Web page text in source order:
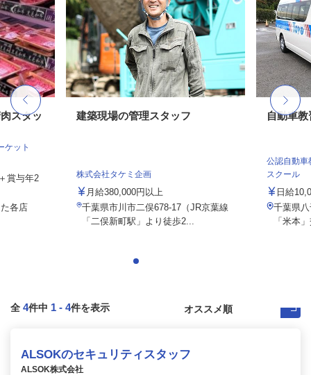
スタッ
ケット
賞与年2
各店
建築現場の管理スタッフ
株式会社タケミ企画
月給380,000円以上
千葉県市川市二俣678-17（JR京葉線
「二俣新町駅」より徒歩2...
自動車
公認自動
スクール
日給
千葉県
「米本
全 4件中 1 - 4件を表示
ALSOKのセキュリティスタッフ
ALSOK株式会社